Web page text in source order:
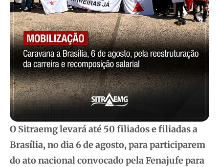
O Sitraemg levará até 50 filiados e filiadas a
Brasília, no dia 6 de agosto, para participarem
do ato nacional convocado pela Fenajufe para